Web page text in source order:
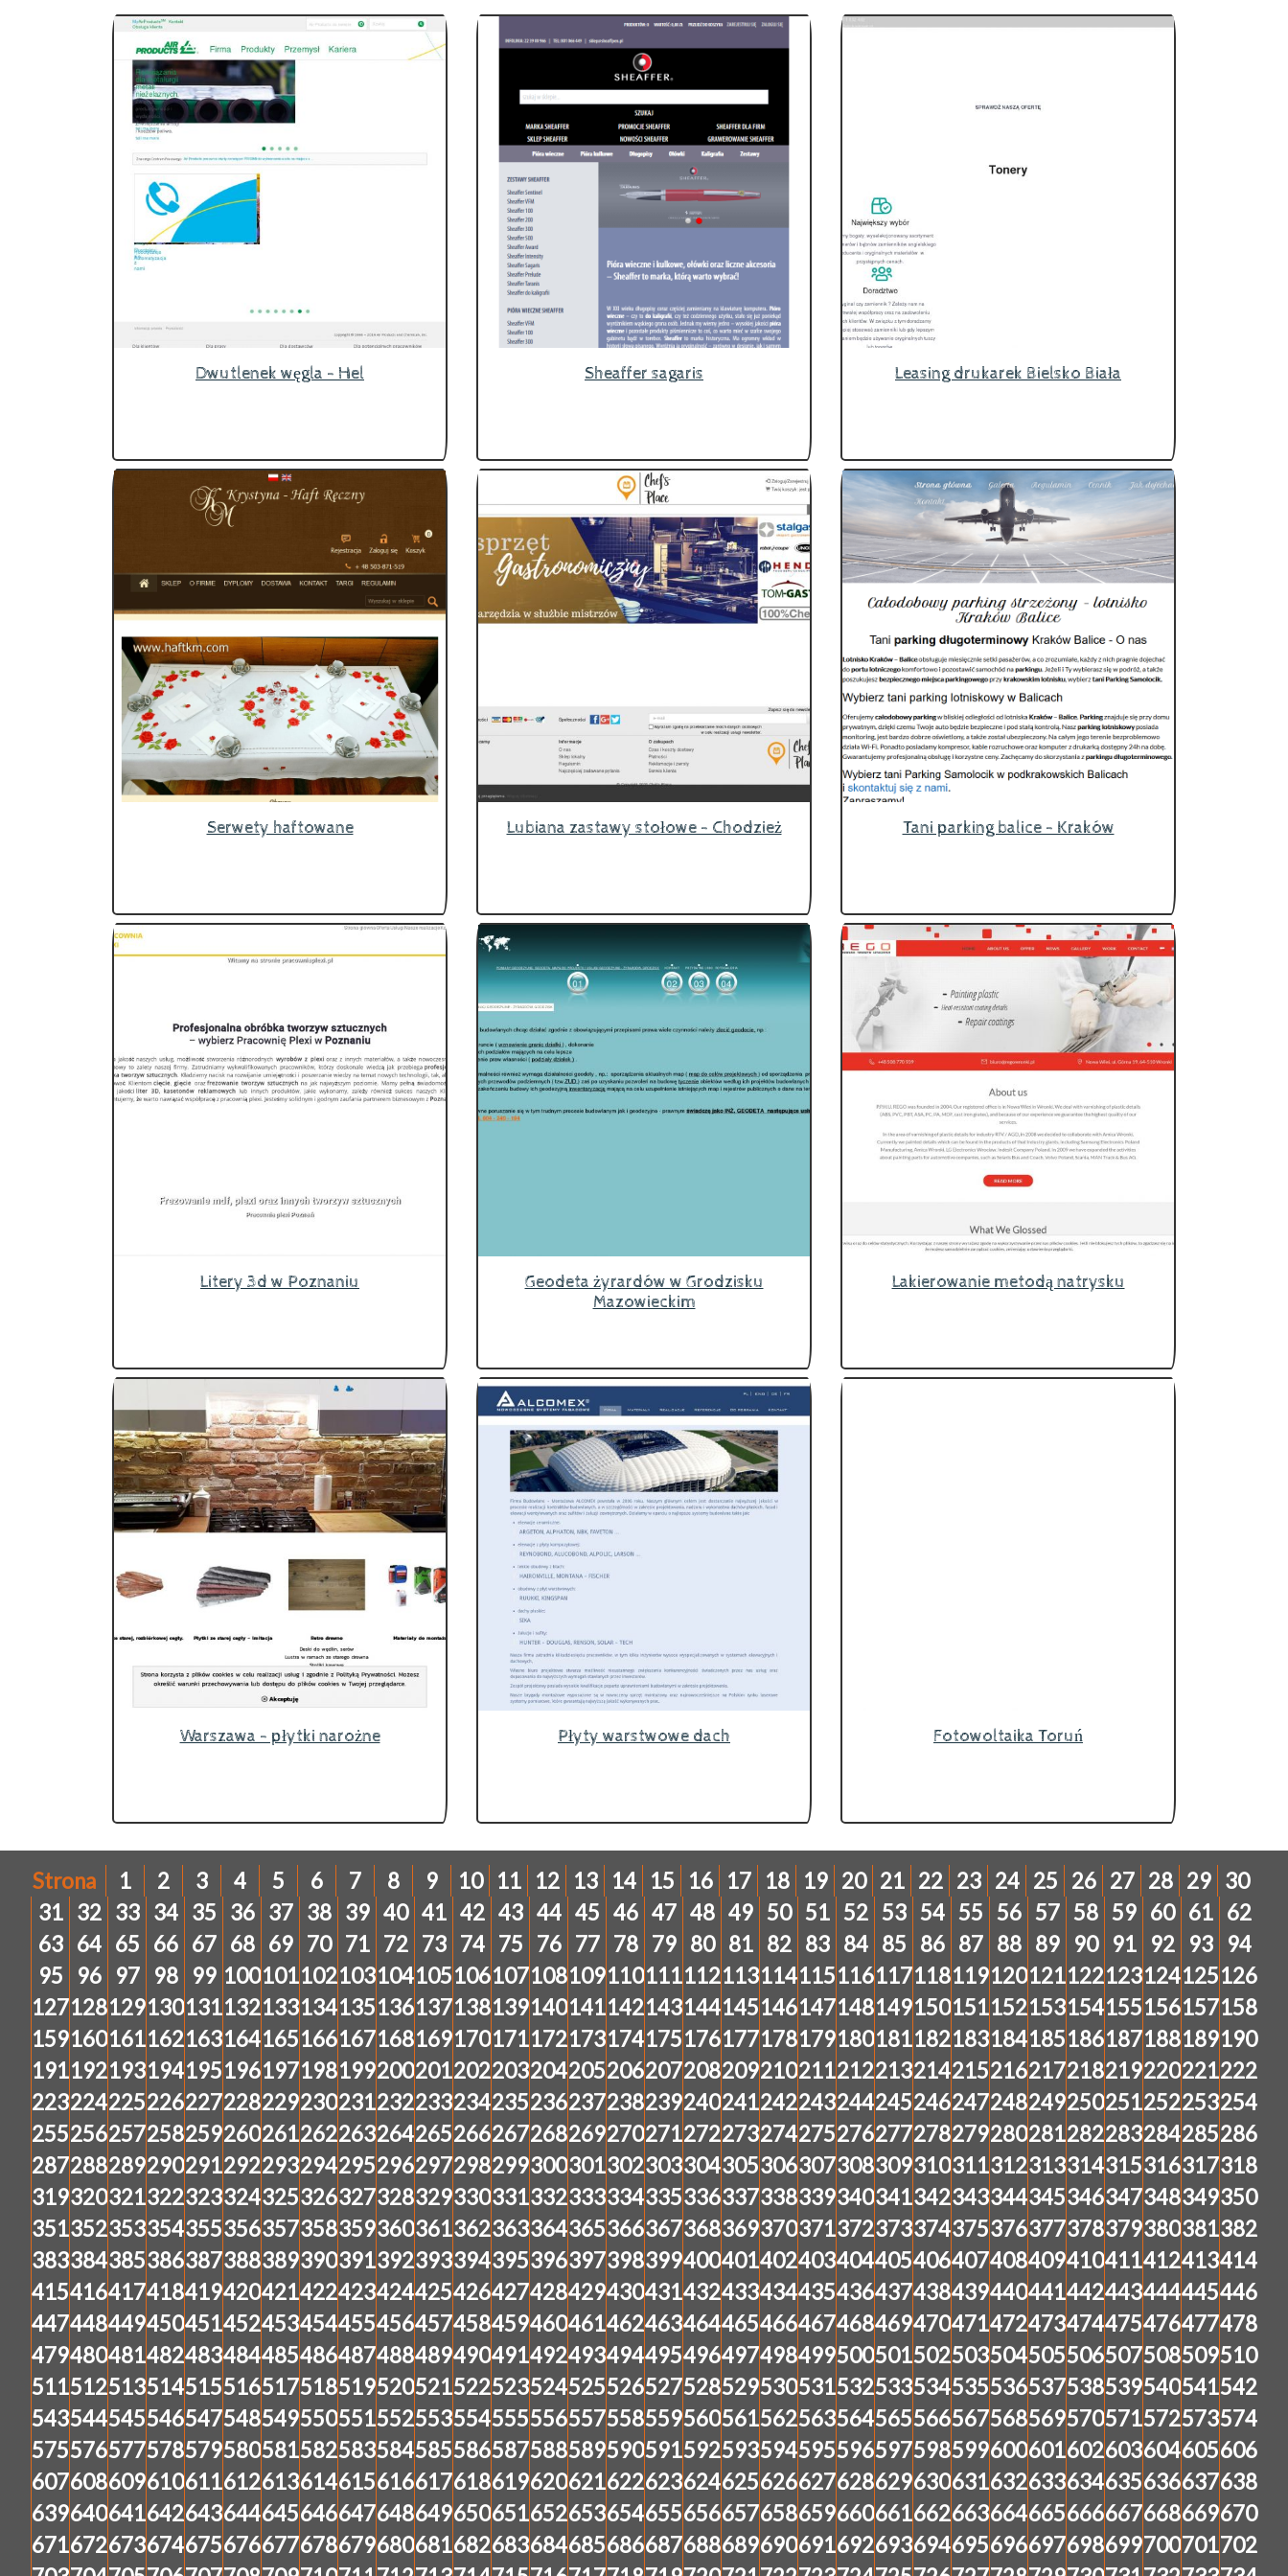
Dwutlenek węgla - Hel Sheaffer sagaris Leasing drukarek Bielsko Biała
Serwety haftowane Lubiana zastawy stołowe - Chodzież Tani parking balice - Kraków
Litery 3d w Poznaniu
Geodeta żyrardów w Grodzisku
Mazowieckim
Lakierowanie metodą natrysku
Warszawa - płytki narożne Płyty warstwowe dach Fotowoltaika Toruń
Strona 1 2 3 4 5 6 7 8 9 10 11 12 13 14 15 16 17 18 19 20 21 22 23 24 25 26 27 28 29 30
31 32 33 34 35 36 37 38 39 40 41 42 43 44 45 46 47 48 49 50 51 52 53 54 55 56 57 58 59 60 61 62
63 64 65 66 67 68 69 70 71 72 73 74 75 76 77 78 79 80 81 82 83 84 85 86 87 88 89 90 91 92 93
94
95
96 97 98 99 100101102103104105106107108109110111112113114115116117118119120121122123124125126
127128129130131132133134135136137138139140141142143144145146147148149150151152153154155156157158
159160161162163164165166167168169170171172173174175176177178179180181182183184185186187188189190
191192193194195196197198199200201202203204205206207208209210211212213214215216217218219220221222
223224225226227228229230231232233234235236237238239240241242243244245246247248249250251252253254
255256257258259260261262263264265266267268269270271272273274275276277278279280281282283284285286
287288289290291292293294295296297298299300301302303304305306307308309310311312313314315316317318
319320321322323324325326327328329330331332333334335336337338339340341342343344345346347348349350
351352353354355356357358359360361362363364365366367368369370371372373374375376377378379380381382
383384385386387388389390391392393394395396397398399400401402403404405406407408409410411412413414
415416417418419420421422423424425426427428429430431432433434435436437438439440441442443444445446
447448449450451452453454455456457458459460461462463464465466467468469470471472473474475476477478
479480481482483484485486487488489490491492493494495496497498499500501502503504505506507508509510
511512513514515516517518519520521522523524525526527528529530531532533534535536537538539540541542
543544545546547548549550551552553554555556557558559560561562563564565566567568569570571572573574
575576577578579580581582583584585586587588589590591592593594595596597598599600601602603604605606
607608609610611612613614615616617618619620621622623624625626627628629630631632633634635636637638
639640641642643644645646647648649650651652653654655656657658659660661662663664665666667668669670
671672673674675676677678679680681682683684685686687688689690691692693694695696697698699700701702